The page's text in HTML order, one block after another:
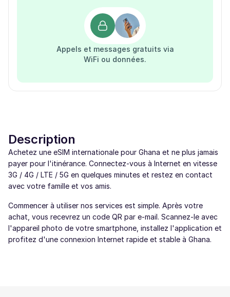
Appels et messages gratuits via
WiFi ou données.
Description
Achetez une eSIM internationale pour Ghana et ne plus jamais
payer pour l'itinérance. Connectez-vous à Internet en vitesse
3G / 4G / LTE / 5G en quelques minutes et restez en contact
avec votre famille et vos amis.
Commencer à utiliser nos services est simple. Après votre
achat, vous recevrez un code QR par e-mail. Scannez-le avec
l'appareil photo de votre smartphone, installez l'application et
profitez d'une connexion Internet rapide et stable à Ghana.